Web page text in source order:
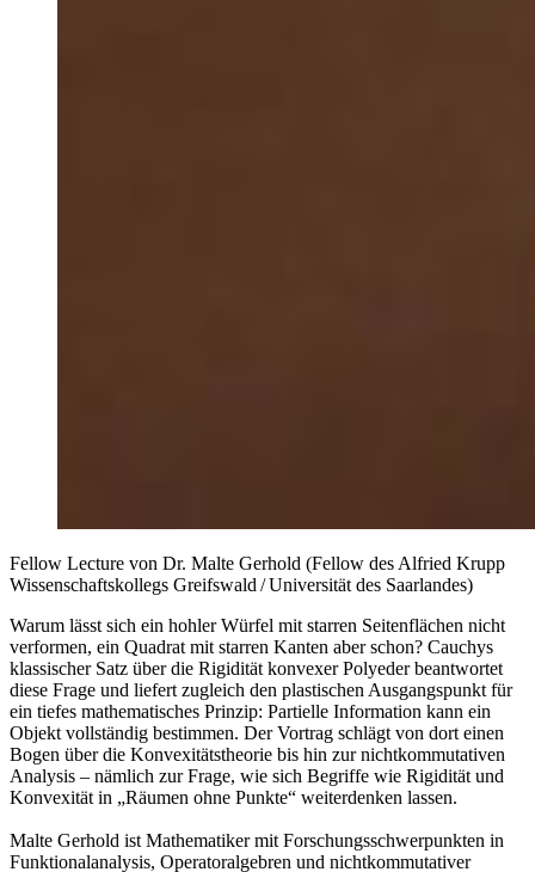
Fellow Lecture von Dr. Malte Gerhold (Fellow des Alfried Krupp
Wissenschaftskollegs Greifswald / Universität des Saarlandes)
Warum lässt sich ein hohler Würfel mit starren Seitenflächen nicht
verformen, ein Quadrat mit starren Kanten aber schon? Cauchys
klassischer Satz über die Rigidität konvexer Polyeder beantwortet
diese Frage und liefert zugleich den plastischen Ausgangspunkt für
ein tiefes mathematisches Prinzip: Partielle Information kann ein
Objekt vollständig bestimmen. Der Vortrag schlägt von dort einen
Bogen über die Konvexitätstheorie bis hin zur nichtkommutativen
Analysis – nämlich zur Frage, wie sich Begriffe wie Rigidität und
Konvexität in „Räumen ohne Punkte“ weiterdenken lassen.
Malte Gerhold ist Mathematiker mit Forschungsschwerpunkten in
Funktionalanalysis, Operatoralgebren und nichtkommutativer